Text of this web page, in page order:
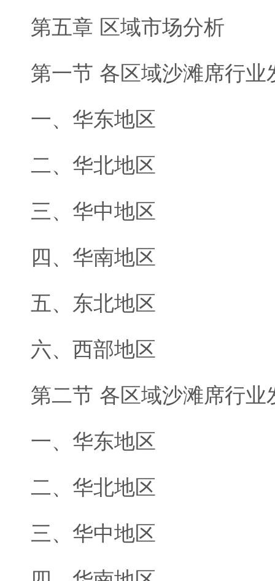
第五章 区域市场分析
第一节 各区域沙滩席行业
一、华东地区
二、华北地区
三、华中地区
四、华南地区
五、东北地区
六、西部地区
第二节 各区域沙滩席行业
一、华东地区
二、华北地区
三、华中地区